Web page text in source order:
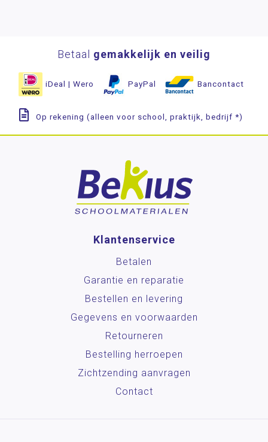
Betaal gemakkelijk en veilig
iDeal | Wero PayPal Bancontact
Op rekening (alleen voor school, praktijk, bedrijf *)
Klantenservice
Betalen
Garantie en reparatie
Bestellen en levering
Gegevens en voorwaarden
Retourneren
Bestelling herroepen
Zichtzending aanvragen
Contact